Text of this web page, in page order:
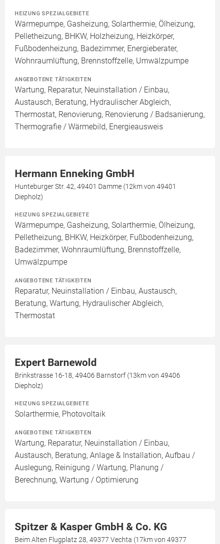
HEIZUNG SPEZIALGEBIETE
Wärmepumpe, Gasheizung, Solarthermie, Ölheizung,
Pelletheizung, BHKW, Holzheizung, Heizkörper,
Fußbodenheizung, Badezimmer, Energieberater,
Wohnraumlüftung, Brennstoffzelle, Umwälzpumpe
ANGEBOTENE TÄTIGKEITEN
Wartung, Reparatur, Neuinstallation / Einbau,
Austausch, Beratung, Hydraulischer Abgleich,
Thermostat, Renovierung, Renovierung / Badsanierung,
Thermografie / Wärmebild, Energieausweis
Hermann Enneking GmbH
Hunteburger Str. 42, 49401 Damme (12km von 49401
Diepholz)
HEIZUNG SPEZIALGEBIETE
Wärmepumpe, Gasheizung, Solarthermie, Ölheizung,
Pelletheizung, BHKW, Heizkörper, Fußbodenheizung,
Badezimmer, Wohnraumlüftung, Brennstoffzelle,
Umwälzpumpe
ANGEBOTENE TÄTIGKEITEN
Reparatur, Neuinstallation / Einbau, Austausch,
Beratung, Wartung, Hydraulischer Abgleich,
Thermostat
Expert Barnewold
Brinkstrasse 16-18, 49406 Barnstorf (13km von 49406
Diepholz)
HEIZUNG SPEZIALGEBIETE
Solarthermie, Photovoltaik
ANGEBOTENE TÄTIGKEITEN
Wartung, Reparatur, Neuinstallation / Einbau,
Austausch, Beratung, Anlage & Installation, Aufbau /
Auslegung, Reinigung / Wartung, Planung /
Berechnung, Wartung / Optimierung
Spitzer & Kasper GmbH & Co. KG
Beim Alten Flugplatz 28, 49377 Vechta (17km von 49377